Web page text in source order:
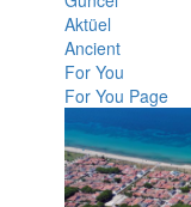
Aktüel
Ancient
For You
For You Page